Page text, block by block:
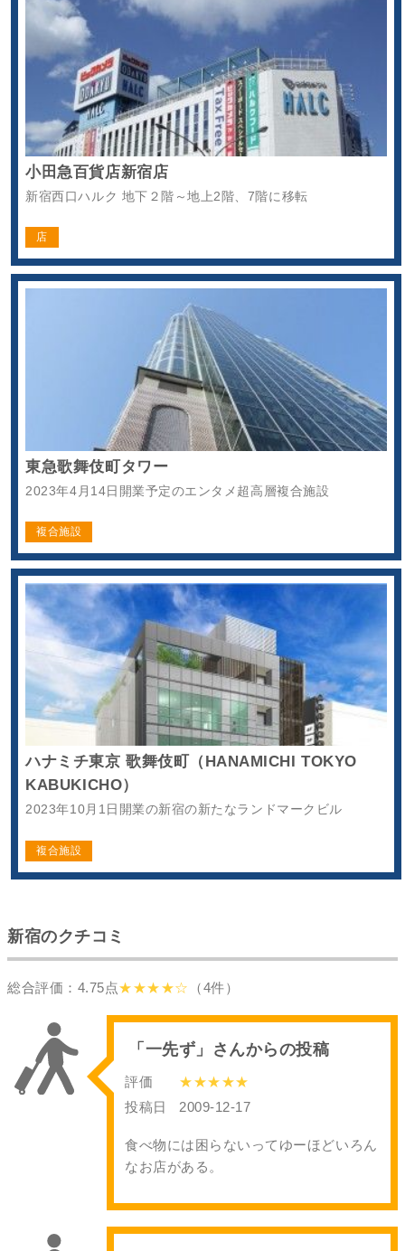
小田急百貨店新宿店
新宿西口ハルク 地下２階～地上2階、7階に移転
店
東急歌舞伎町タワー
2023年4月14日開業予定のエンタメ超高層複合施設
複合施設
ハナミチ東京 歌舞伎町（HANAMICHI TOKYO
KABUKICHO）
2023年10月1日開業の新宿の新たなランドマークビル
複合施設
新宿のクチコミ
総合評価：4.75点★★★★☆ （4件）
「一先ず」さんからの投稿
評価
★★★★★
投稿日
2009-12-17
食べ物には困らないってゆーほどいろん
なお店がある。